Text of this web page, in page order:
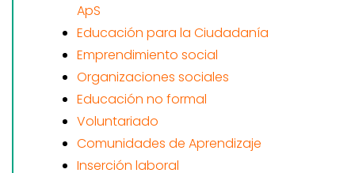
ApS
Educación para la Ciudadanía
Emprendimiento social
Organizaciones sociales
Educación no formal
Voluntariado
Comunidades de Aprendizaje
Inserción laboral